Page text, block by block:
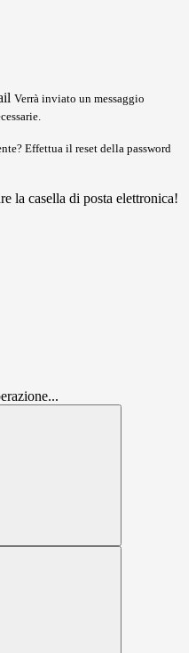
Verrà inviato un messaggio
Effettua il reset della password
la casella di posta elettronica!